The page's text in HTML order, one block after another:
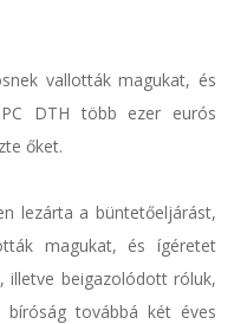
vallották magukat, és
DTH több ezer eurós
őket.
lezárta a büntetőeljárást,
magukat, és ígéretet
illetve beigazolódott róluk,
továbbá két éves